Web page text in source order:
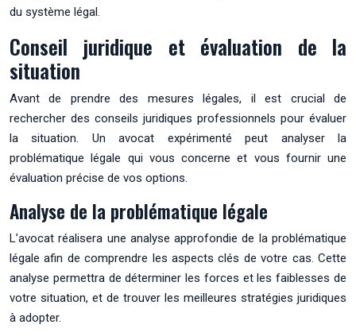
du système légal.
Conseil juridique et évaluation de la
situation
Avant de prendre des mesures légales, il est crucial de
rechercher des conseils juridiques professionnels pour évaluer
la situation. Un avocat expérimenté peut analyser la
problématique légale qui vous concerne et vous fournir une
évaluation précise de vos options.
Analyse de la problématique légale
L’avocat réalisera une analyse approfondie de la problématique
légale afin de comprendre les aspects clés de votre cas. Cette
analyse permettra de déterminer les forces et les faiblesses de
votre situation, et de trouver les meilleures stratégies juridiques
à adopter.